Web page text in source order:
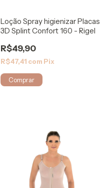
Loção Spray higienizar Placas
3D Splint Confort 160 - Rigel
R$49,90
R$47,41 com Pix